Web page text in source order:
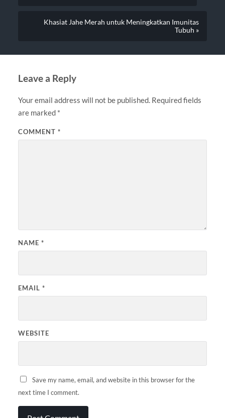
Khasiat Jahe Merah untuk Meningkatkan Imunitas
Tubuh »
Leave a Reply
Your email address will not be published. Required fields
are marked *
COMMENT *
NAME *
EMAIL *
WEBSITE
Save my name, email, and website in this browser for the
next time I comment.